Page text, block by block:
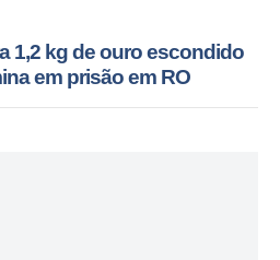
1,2 kg de ouro escondido
em prisão em RO